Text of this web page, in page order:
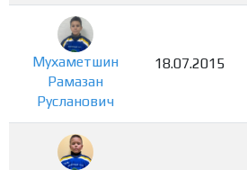
Мухаметшин
Рамазан
Русланович
18.07.2015